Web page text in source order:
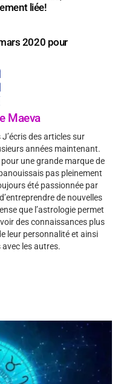
liée!
2020 pour
Maeva
des articles sur
années maintenant.
une grande marque de
pas pleinement
été passionnée par
de nouvelles
que l’astrologie permet
des connaissances plus
leur personnalité et ainsi
avec les autres.